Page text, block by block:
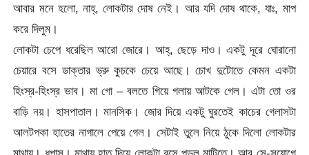
আবার মনে হলো, নাহ্, লোকটার দোষ নেই। আর যদি দোষ থাকে, যাঃ, মাপ
করে দিলুম।
লোকটা চেপে ধরেছিল আরো জোরে। আহ্, ছেড়ে দাও। একটু দূরে ঘোরানো
চেয়ারে বসে ডাক্তার ভ্রু কুচকে চেয়ে আছে। চোখ দুটোতে কেমন একটা
হিংস্র-হিংস্র ভাব। মা গো – বলতে গিয়ে গলায় আটকে গেল। এটা তো ওর
বাড়ি নয়। হাসপাতাল। মানসিক। জোর দিয়ে একটু ঘুরতেই কাচের গেলাসটা
আলটপকা হাতের নাগালে পেয়ে গেল। সেটাই তুলে নিয়ে ঠুকে দিলো লোকটার